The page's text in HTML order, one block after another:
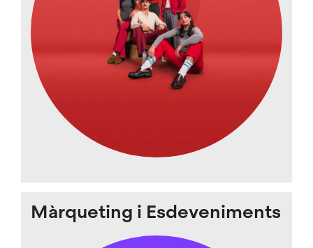
Màrqueting i Esdeveniments